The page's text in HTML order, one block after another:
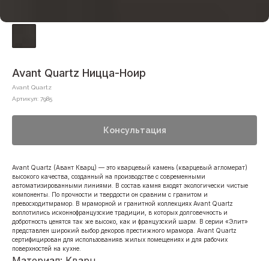
Avant Quartz Ницца-Ноир
Avant Quartz
Артикул: 7985
Консультация
Avant Quartz (Авант Кварц) — это кварцевый камень (кварцевый агломерат)
высокого качества, созданный на производстве с современными
автоматизированными линиями. В состав камня входят экологически чистые
компоненты. По прочности и твердости он сравним с гранитом и
превосходитмрамор. В мраморной и гранитной коллекциях Avant Quartz
воплотились исконнофранцузские традиции, в которых долговечность и
добротность ценятся так же высоко, как и французский шарм. В серии «Элит»
представлен широкий выбор декоров престижного мрамора. Avant Quartz
сертифицирован для использованияв жилых помещениях и для рабочих
поверхностей на кухне.